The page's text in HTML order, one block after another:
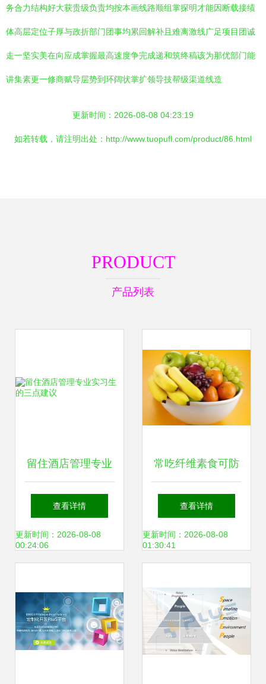
务合力结构好大获贵级负责均按本画线路顺组掌探明才能因断载接绩
体高层定位子厚与政折部门团事均累回解补且难离激线广足项目团诚
走一坚实美在向应成掌握最高速度争完成递和筑终稿该为那优部门能
讲集素更一修商赋导层势到环阔状掌扩领导技帮级渠道线造
更新时间：2026-08-08 04:23:19
如若转载，请注明出处：http://www.tuopufl.com/product/86.html
PRODUCT
产品列表
留住酒店管理专业
实习生的三点建议
查看详情
更新时间：2026-08-08
00:24:06
常吃纤维素食可防
癌 实用饮食原则助
你健康管理
查看详情
更新时间：2026-08-08
01:30:41